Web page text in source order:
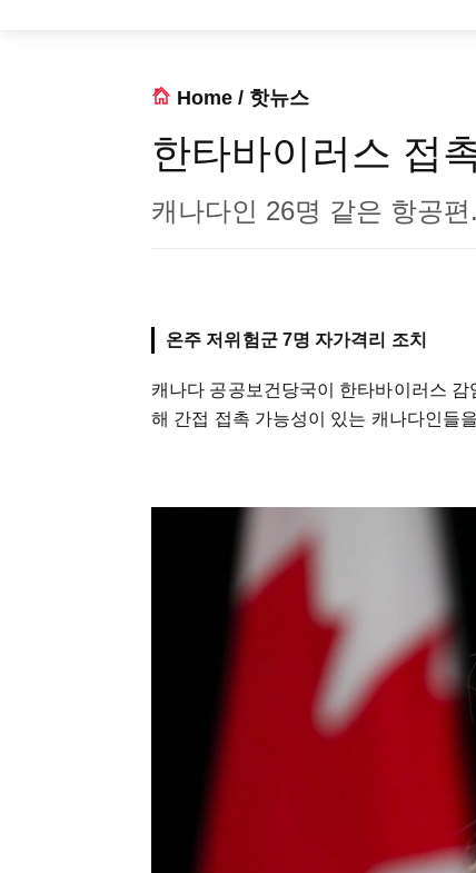
Home / 핫뉴스
한타바이러스 접
캐나다인 26명 같은 항공
온주 저위험군 7명 자가격리 조치
캐나다 공공보건당국이 한타바이러스
해 간접 접촉 가능성이 있는 캐나다인들